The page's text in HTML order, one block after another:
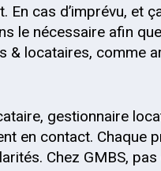
cas d’imprévu, et
le nécessaire afin
& locataires, comme
gestionnaire
en contact. Chaque
Chez GMBS,